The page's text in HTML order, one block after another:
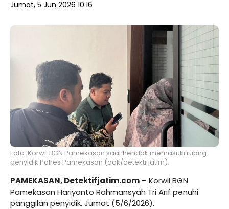
Jumat, 5 Jun 2026 10:16
Foto: Korwil BGN Pamekasan saat hendak memasuki ruang
penyidik Polres Pamekasan (dok/detektifjatim).
PAMEKASAN, Detektifjatim.com – Korwil BGN
Pamekasan Hariyanto Rahmansyah Tri Arif penuhi
panggilan penyidik, Jumat (5/6/2026).